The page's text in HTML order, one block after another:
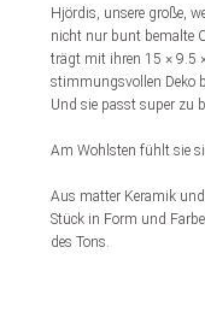
Hjördis, unsere große,
nicht nur bunt bemalte
trägt mit ihren 15 × 9.5
stimmungsvollen Deko
Und sie passt super zu
Am Wohlsten fühlt sie
Aus matter Keramik
Stück in Form und
des Tons.